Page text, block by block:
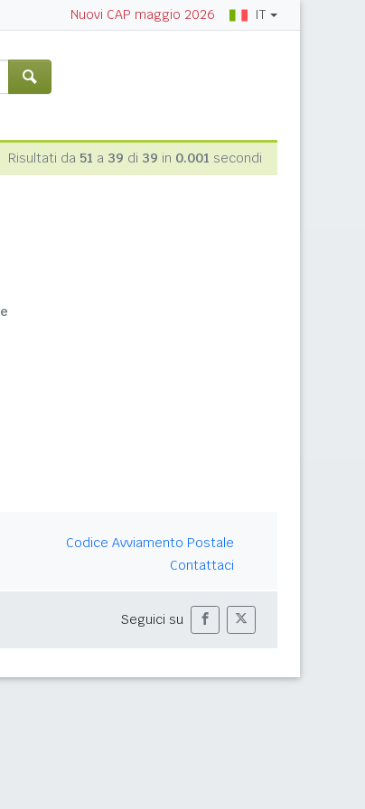
Nuovi CAP maggio 2026 IT
Risultati da 51 a 39 di 39 in 0.001 secondi
Codice Avviamento Postale
Contattaci
Seguici su